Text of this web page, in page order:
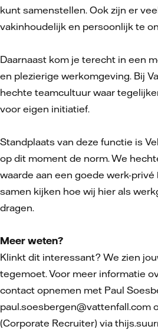
kunt samenstellen. Ook zijn er
vakinhoudelijk en persoonlijk te
Daarnaast kom je terecht in een
en plezierige werkomgeving. Bij
hechte teamcultuur waar
voor eigen initiatief.
Standplaats van deze functie is
op dit moment de norm. We
waarde aan een goede werk-
samen kijken hoe wij hier als
dragen.
Meer weten?
Klinkt dit interessant? We zien
tegemoet. Voor meer informatie
contact opnemen met Paul
paul.soesbergen@vattenfall.com
(Corporate Recruiter) via